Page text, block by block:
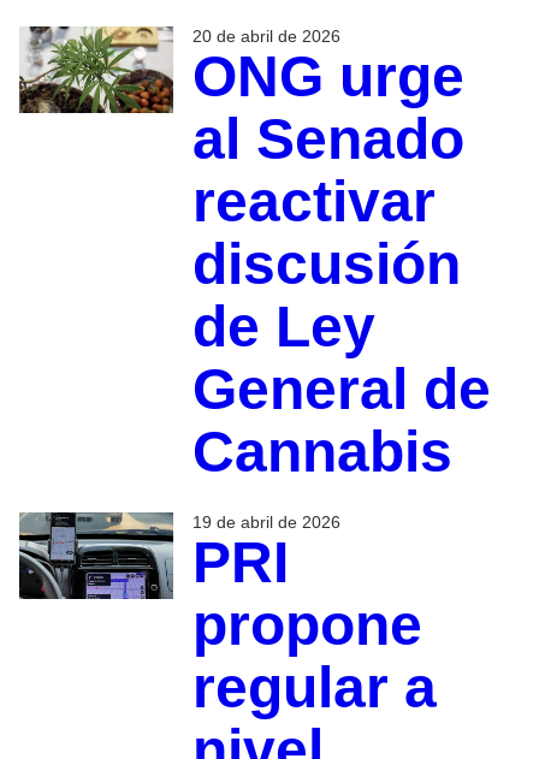
20 de abril de 2026
ONG urge
al Senado
reactivar
discusión
de Ley
General de
Cannabis
19 de abril de 2026
PRI
propone
regular a